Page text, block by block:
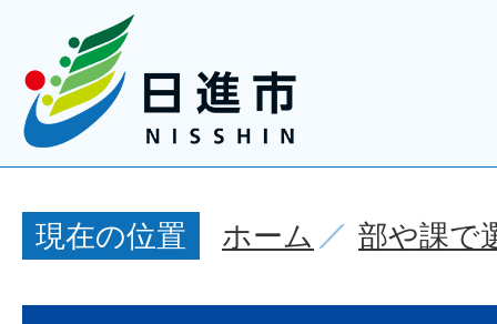
現在の位置 ホーム 部や課で